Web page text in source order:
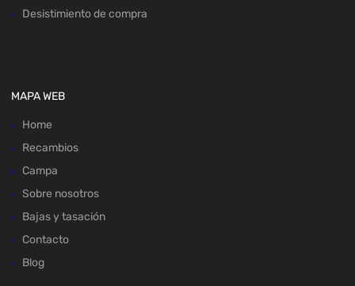
Desistimiento de compra
MAPA WEB
Home
Recambios
Campa
Sobre nosotros
Bajas y tasación
Contacto
Blog